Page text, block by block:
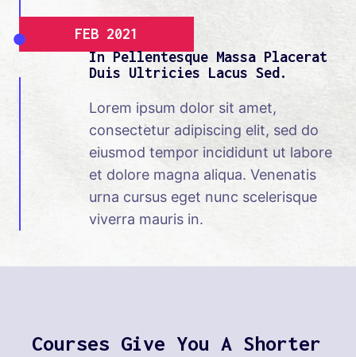
FEB 2021
In Pellentesque Massa Placerat
Duis Ultricies Lacus Sed.
Lorem ipsum dolor sit amet,
consectetur adipiscing elit, sed do
eiusmod tempor incididunt ut labore
et dolore magna aliqua. Venenatis
urna cursus eget nunc scelerisque
viverra mauris in.
Courses Give You A Shorter